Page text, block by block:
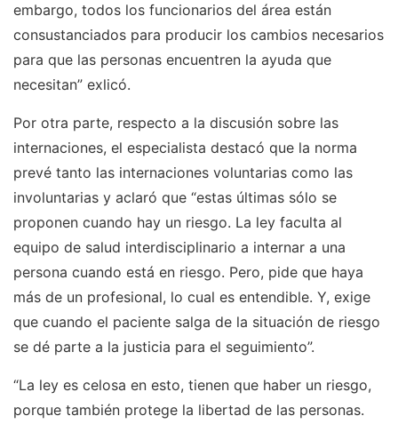
embargo, todos los funcionarios del área están
consustanciados para producir los cambios necesarios
para que las personas encuentren la ayuda que
necesitan” exlicó.
Por otra parte, respecto a la discusión sobre las
internaciones, el especialista destacó que la norma
prevé tanto las internaciones voluntarias como las
involuntarias y aclaró que “estas últimas sólo se
proponen cuando hay un riesgo. La ley faculta al
equipo de salud interdisciplinario a internar a una
persona cuando está en riesgo. Pero, pide que haya
más de un profesional, lo cual es entendible. Y, exige
que cuando el paciente salga de la situación de riesgo
se dé parte a la justicia para el seguimiento”.
“La ley es celosa en esto, tienen que haber un riesgo,
porque también protege la libertad de las personas.